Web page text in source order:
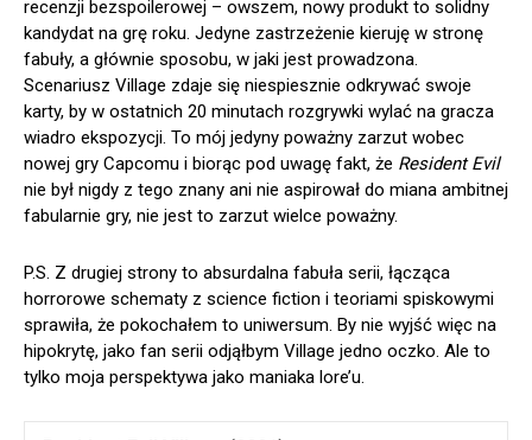
recenzji bezspoilerowej – owszem, nowy produkt to solidny
kandydat na grę roku. Jedyne zastrzeżenie kieruję w stronę
fabuły, a głównie sposobu, w jaki jest prowadzona.
Scenariusz Village zdaje się niespiesznie odkrywać swoje
karty, by w ostatnich 20 minutach rozgrywki wylać na gracza
wiadro ekspozycji. To mój jedyny poważny zarzut wobec
nowej gry Capcomu i biorąc pod uwagę fakt, że Resident Evil
nie był nigdy z tego znany ani nie aspirował do miana ambitnej
fabularnie gry, nie jest to zarzut wielce poważny.
P.S. Z drugiej strony to absurdalna fabuła serii, łącząca
horrorowe schematy z science fiction i teoriami spiskowymi
sprawiła, że pokochałem to uniwersum. By nie wyjść więc na
hipokrytę, jako fan serii odjąłbym Village jedno oczko. Ale to
tylko moja perspektywa jako maniaka lore’u.